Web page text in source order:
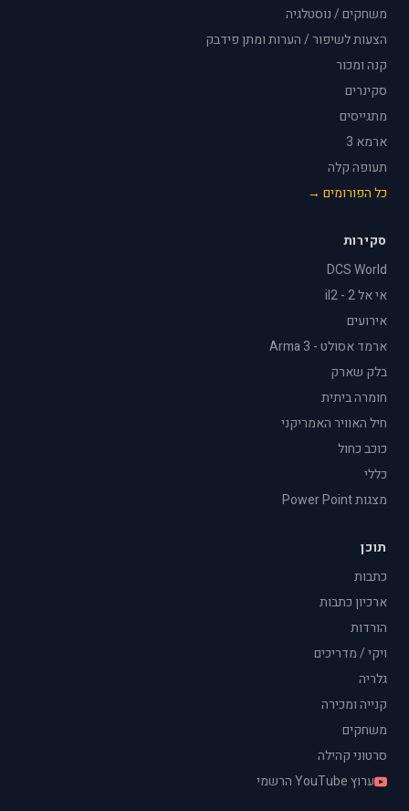
משחקים / נוסטלגיה
הצעות לשיפור / הערות ומתן פידבק
קנה ומכור
סקינרים
מתגייסים
ארמא 3
תעופה קלה
כל הפורומים →
סקירות
DCS World
אי אל 2 - il2
אירועים
ארמד אסולט - Arma 3
בלק שארק
חומרה ביתית
חיל האוויר האמריקני
כוכב כחול
כללי
מצגות Power Point
תוכן
כתבות
ארכיון כתבות
הורדות
ויקי / מדריכים
גלריה
קנייה ומכירה
משחקים
סרטוני קהילה
ערוץ YouTube הרשמי